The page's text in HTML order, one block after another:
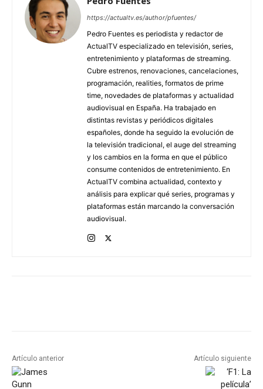
https://actualtv.es/author/pfuentes/
Pedro Fuentes es periodista y redactor de
ActualTV especializado en televisión, series,
entretenimiento y plataformas de streaming.
Cubre estrenos, renovaciones, cancelaciones,
programación, realities, formatos de prime
time, novedades de plataformas y actualidad
audiovisual en España. Ha trabajado en
distintas revistas y periódicos digitales
españoles, donde ha seguido la evolución de
la televisión tradicional, el auge del streaming
y los cambios en la forma en que el público
consume contenidos de entretenimiento. En
ActualTV combina actualidad, contexto y
análisis para explicar qué series, programas y
plataformas están marcando la conversación
audiovisual.
Artículo anterior Artículo siguiente